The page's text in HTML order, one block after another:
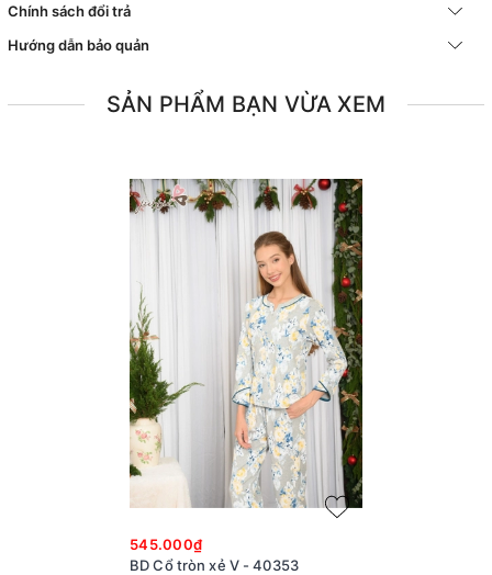
Chính sách đổi trả
Hướng dẫn bảo quản
SẢN PHẨM BẠN VỪA XEM
545.000₫
BD Cổ tròn xẻ V - 40353